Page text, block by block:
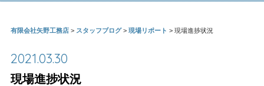
有限会社矢野工務店> スタッフブログ> 現場リポート > 現場進捗状況
2021.03.30
現場進捗状況